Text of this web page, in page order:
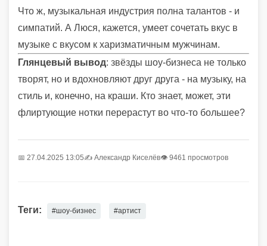
Что ж, музыкальная индустрия полна талантов - и
симпатий. А Люся, кажется, умеет сочетать вкус в
музыке с вкусом к харизматичным мужчинам.
Глянцевый вывод: звёзды шоу-бизнеса не только
творят, но и вдохновляют друг друга - на музыку, на
стиль и, конечно, на краши. Кто знает, может, эти
флиртующие нотки перерастут во что-то большее?
📅 27.04.2025 13:05✍️ Александр Киселёв👁 9461 просмотров
Теги: #шоу-бизнес #артист